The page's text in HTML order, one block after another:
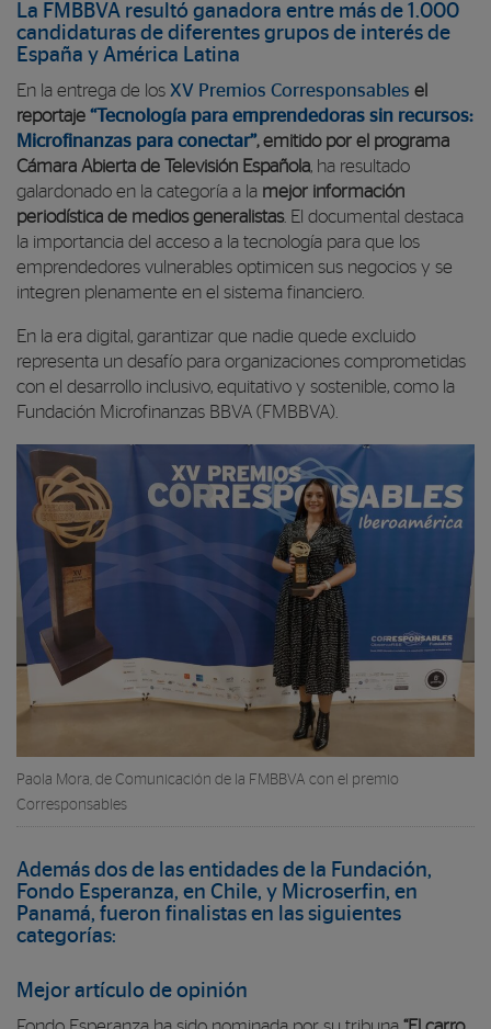
La FMBBVA resultó ganadora entre más de 1.000
candidaturas de diferentes grupos de interés de
España y América Latina
En la entrega de los XV Premios Corresponsables el
reportaje “Tecnología para emprendedoras sin recursos:
Microfinanzas para conectar”, emitido por el programa
Cámara Abierta de Televisión Española, ha resultado
galardonado en la categoría a la mejor información
periodística de medios generalistas. El documental destaca
la importancia del acceso a la tecnología para que los
emprendedores vulnerables optimicen sus negocios y se
integren plenamente en el sistema financiero.
En la era digital, garantizar que nadie quede excluido
representa un desafío para organizaciones comprometidas
con el desarrollo inclusivo, equitativo y sostenible, como la
Fundación Microfinanzas BBVA (FMBBVA).
Paola Mora, de Comunicación de la FMBBVA con el premio
Corresponsables
Además dos de las entidades de la Fundación,
Fondo Esperanza, en Chile, y Microserfin, en
Panamá, fueron finalistas en las siguientes
categorías:
Mejor artículo de opinión